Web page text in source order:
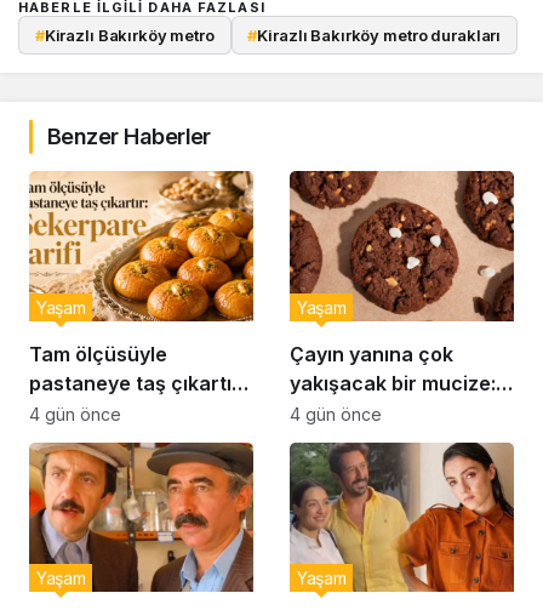
HABERLE ILGILI DAHA FAZLASI
#Kirazlı Bakırköy metro #Kirazlı Bakırköy metro durakları
Benzer Haberler
Tam ölçüsüyle
pastaneye taş çıkartır:
Şekerpare tarifi
Yaşam
4 gün önce
Çayın yanına çok
yakışacak bir mucize:
Brownie tadında ıslak
kurabiye tarifi…
Yaşam
4 gün önce
Yaşam Yaşam